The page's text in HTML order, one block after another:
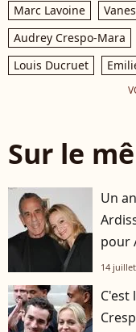
Marc Lavoine
Audrey Crespo-Mara
Louis Ducruet
Sur le
Un
pour
14
C'est